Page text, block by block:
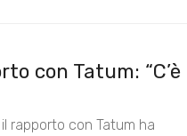
con Tatum: “C’è
rapporto con Tatum ha